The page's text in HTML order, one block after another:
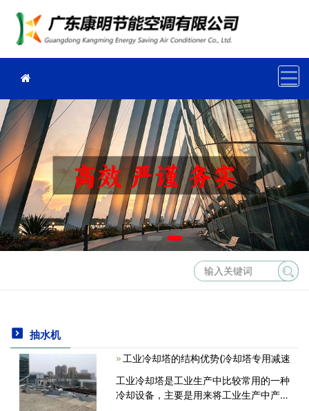
抽水机
工业冷却塔的结构优势(冷却塔专用减速
工业冷却塔是工业生产中比较常用的一种
冷却设备，主要是用来将工业生产中产生